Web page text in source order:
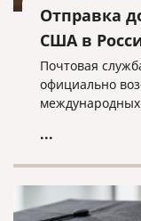
Отправка
США в
Почтовая
официально
...